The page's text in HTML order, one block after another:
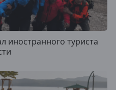
иностранного туриста